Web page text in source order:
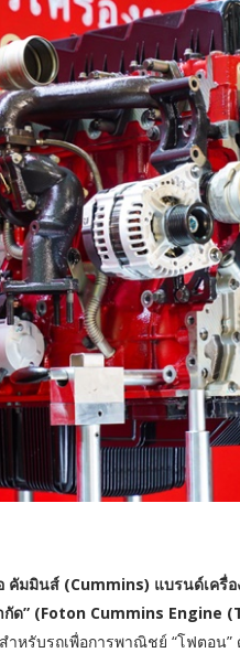
คัมมินส์ (Cummins) แบรนด์เครื่
กัด” (Foton Cummins
ำหรับรถเพื่อการพาณิชย์ “โฟตอ